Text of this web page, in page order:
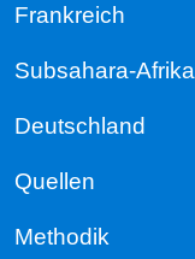
Frankreich
Subsahara-Afrika
Deutschland
Quellen
Methodik